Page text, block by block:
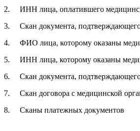
2. ИНН лица, оплатившего
3. Скан документа, подтверждающего
4. ФИО лица, которому оказаны
5. ИНН лица, которому оказаны
6. Скан документа, подтверждающего
7. Скан договора с медицинской
8. Сканы платежных документов